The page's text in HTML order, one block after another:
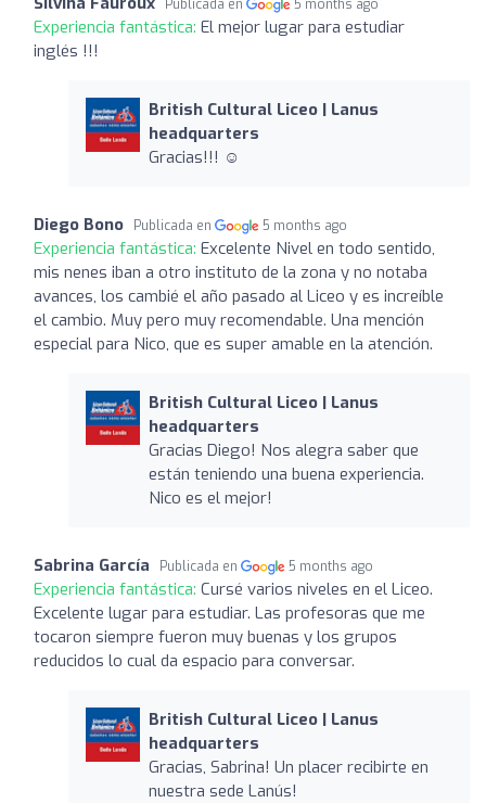
Publicada en 5 months ago
Experiencia fantástica: El mejor lugar para estudiar
inglés !!!
British Cultural Liceo | Lanus
headquarters
Gracias!!! ☺️
Diego Bono Publicada en 5 months ago
Experiencia fantástica: Excelente Nivel en todo sentido,
mis nenes iban a otro instituto de la zona y no notaba
avances, los cambié el año pasado al Liceo y es increíble
el cambio. Muy pero muy recomendable. Una mención
especial para Nico, que es super amable en la atención.
British Cultural Liceo | Lanus
headquarters
Gracias Diego! Nos alegra saber que
están teniendo una buena experiencia.
Nico es el mejor!
Sabrina García Publicada en 5 months ago
Experiencia fantástica: Cursé varios niveles en el Liceo.
Excelente lugar para estudiar. Las profesoras que me
tocaron siempre fueron muy buenas y los grupos
reducidos lo cual da espacio para conversar.
British Cultural Liceo | Lanus
headquarters
Gracias, Sabrina! Un placer recibirte en
nuestra sede Lanús!